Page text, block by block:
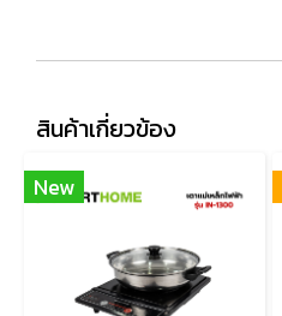
สินค้าเกี่ยวข้อง
New